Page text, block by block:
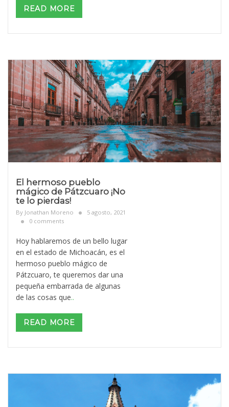
READ MORE
El hermoso pueblo
mágico de Pátzcuaro ¡No
te lo pierdas!
By Jonathan Moreno
5 agosto, 2021
0 comments
Hoy hablaremos de un bello lugar
en el estado de Michoacán, es el
hermoso pueblo mágico de
Pátzcuaro, te queremos dar una
pequeña embarrada de algunas
de las cosas que..
READ MORE